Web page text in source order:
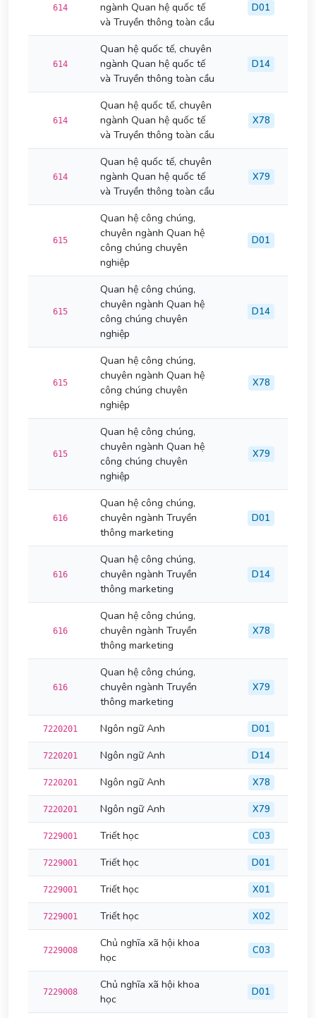
614
ngành Quan hệ quốc tế
và Truyền thông toàn cầu
D01
614
Quan hệ quốc tế, chuyên
ngành Quan hệ quốc tế
và Truyền thông toàn cầu
D14
614
Quan hệ quốc tế, chuyên
ngành Quan hệ quốc tế
và Truyền thông toàn cầu
X78
614
Quan hệ quốc tế, chuyên
ngành Quan hệ quốc tế
và Truyền thông toàn cầu
X79
615
Quan hệ công chúng,
chuyên ngành Quan hệ
công chúng chuyên
nghiệp
D01
615
Quan hệ công chúng,
chuyên ngành Quan hệ
công chúng chuyên
nghiệp
D14
615
Quan hệ công chúng,
chuyên ngành Quan hệ
công chúng chuyên
nghiệp
X78
615
Quan hệ công chúng,
chuyên ngành Quan hệ
công chúng chuyên
nghiệp
X79
616
Quan hệ công chúng,
chuyên ngành Truyền
thông marketing
D01
616
Quan hệ công chúng,
chuyên ngành Truyền
thông marketing
D14
616
Quan hệ công chúng,
chuyên ngành Truyền
thông marketing
X78
616
Quan hệ công chúng,
chuyên ngành Truyền
thông marketing
X79
7220201 Ngôn ngữ Anh D01
7220201 Ngôn ngữ Anh D14
7220201 Ngôn ngữ Anh X78
7220201 Ngôn ngữ Anh X79
7229001 Triết học C03
7229001 Triết học D01
7229001 Triết học X01
7229001 Triết học X02
7229008
Chủ nghĩa xã hội khoa
học
C03
7229008
Chủ nghĩa xã hội khoa
học
D01